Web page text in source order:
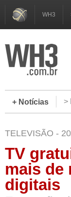
WH3
+ Notícias >
TELEVISÃO -
TV
mais de
digitais